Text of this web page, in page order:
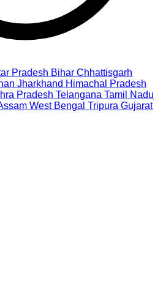
Pradesh Bihar Chhattisgarh
Jharkhand Himachal Pradesh
Pradesh Telangana Tamil Nadu
West Bengal Tripura Gujarat